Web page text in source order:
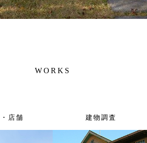
WORKS
店舗 建物調査